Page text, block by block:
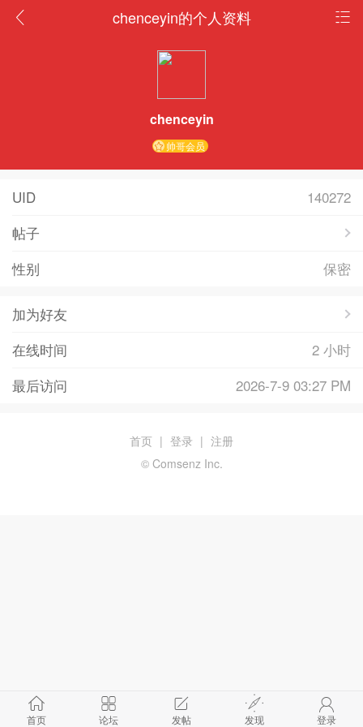
chenceyin的个人资料
chenceyin
帅哥会员
UID
140272
帖子
性别
保密
加为好友
在线时间
2 小时
最后访问
2026-7-9 03:27 PM
首页 论坛 发帖 发现 登录
首页 | 登录 | 注册
© Comsenz Inc.